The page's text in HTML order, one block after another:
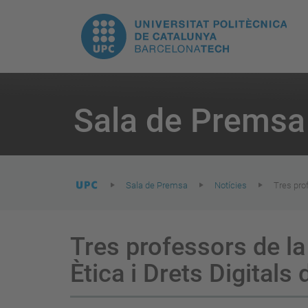
UPC.
Universitat
Politècnica
de
Catalunya
Sala de Premsa
are
here:
Sala de Premsa Notícies Tres
Tres professors de
Ètica i Drets Digitals